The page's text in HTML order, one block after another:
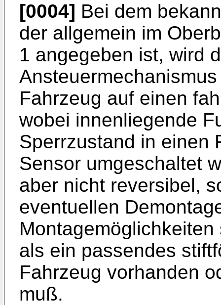
[0004] Bei dem
der allgemein im
1 angegeben ist, wird
Fahrzeug auf einen
wobei innenliegende
Sperrzustand in einen
Sensor umgeschaltet
aber nicht reversibel,
eventuellen
als ein passendes
Fahrzeug vorhanden
muß.